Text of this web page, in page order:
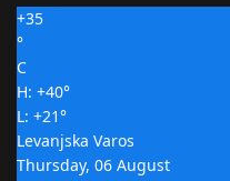
+35
°
C
H: +40°
L: +21°
Levanjska Varos
Thursday, 06 August